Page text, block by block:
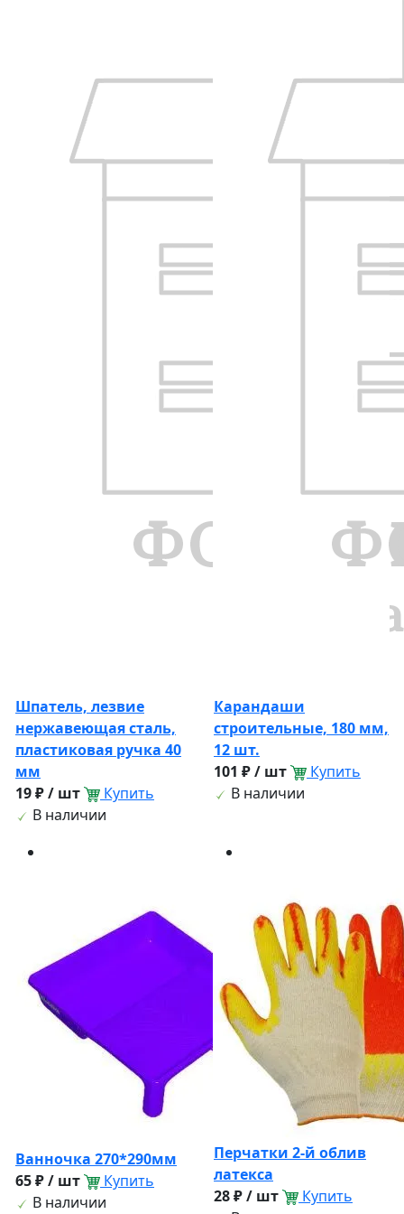
Шпатель, лезвие
нержавеющая сталь,
пластиковая ручка 40
мм
19 ₽ / шт
Купить
В наличии
Карандаши
строительные, 180 мм,
12 шт.
101 ₽ / шт
Купить
В наличии
Ванночка 270*290мм
65 ₽ / шт
Купить
В наличии
Перчатки 2-й облив
латекса
28 ₽ / шт
Купить